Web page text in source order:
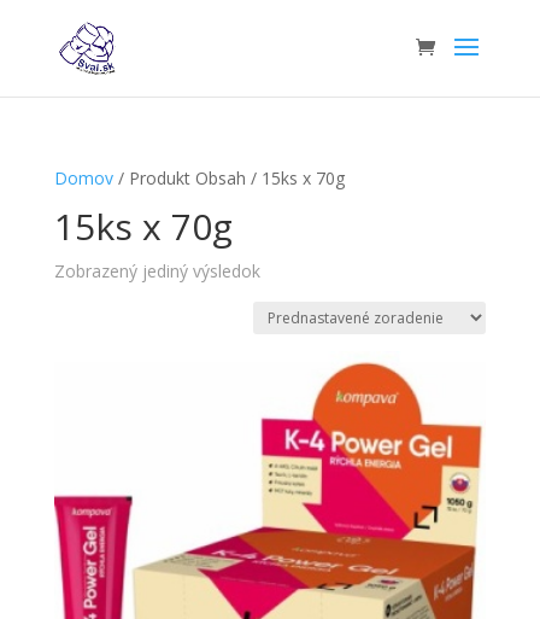
Domov/ Produkt Obsah / 15ks x 70g
15ks x 70g
Zobrazený jediný výsledok